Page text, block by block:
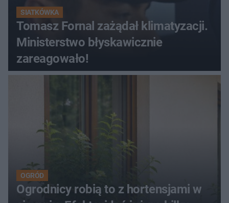
SIATKÓWKA
Tomasz Fornal zażądał klimatyzacji.
Ministerstwo błyskawicznie
zareagowało!
OGRÓD
Ogrodnicy robią to z hortensjami w